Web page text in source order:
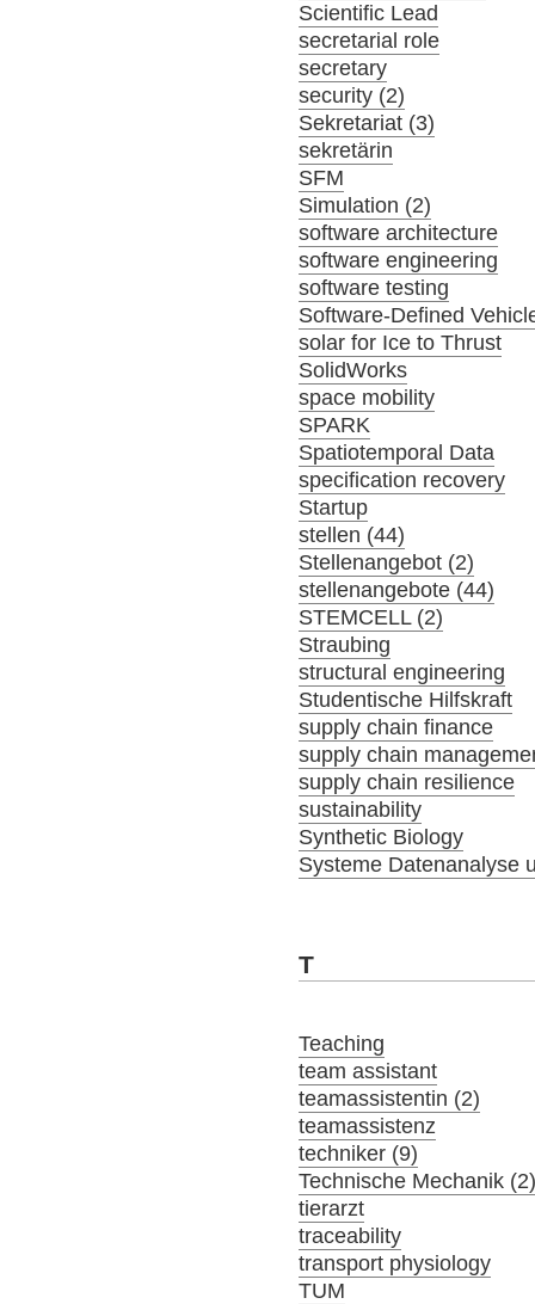
Scientific Lead
secretarial role
secretary
security (2)
Sekretariat (3)
sekretärin
SFM
Simulation (2)
software architecture
software engineering
software testing
Software-Defined
solar for Ice to Thrust
SolidWorks
space mobility
SPARK
Spatiotemporal Data
specification recovery
Startup
stellen (44)
Stellenangebot (2)
stellenangebote (44)
STEMCELL (2)
Straubing
structural engineering
Studentische Hilfskraft
supply chain finance
supply chain
supply chain resilience
sustainability
Synthetic Biology
Systeme Datenanalyse
T
Teaching
team assistant
teamassistentin (2)
teamassistenz
techniker (9)
Technische Mechanik
tierarzt
traceability
transport physiology
TUM